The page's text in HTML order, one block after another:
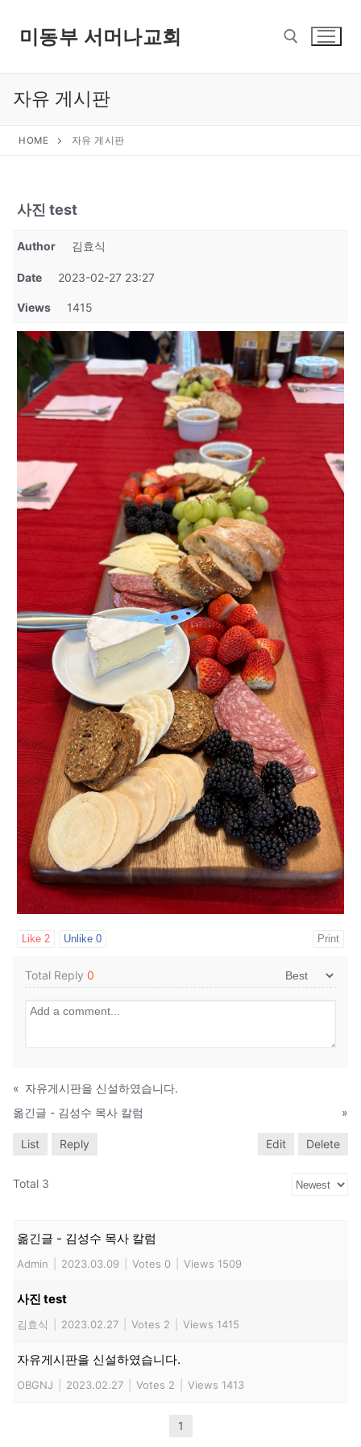
미동부 서머나교회
자유 게시판
HOME 자유 게시판
사진 test
Author 김효식
Date 2023-02-27 23:27
Views 1415
Like 2 Unlike 0 Print
Total Reply 0
« 자유게시판을 신설하였습니다.
옮긴글 - 김성수 목사 칼럼
»
List Reply Edit Delete
Total 3
옮긴글 - 김성수 목사 칼럼
Admin 2023.03.09 Votes 0 Views 1509
사진 test
김효식 2023.02.27 Votes 2 Views 1415
자유게시판을 신설하였습니다.
OBGNJ 2023.02.27 Votes 2 Views 1413
1